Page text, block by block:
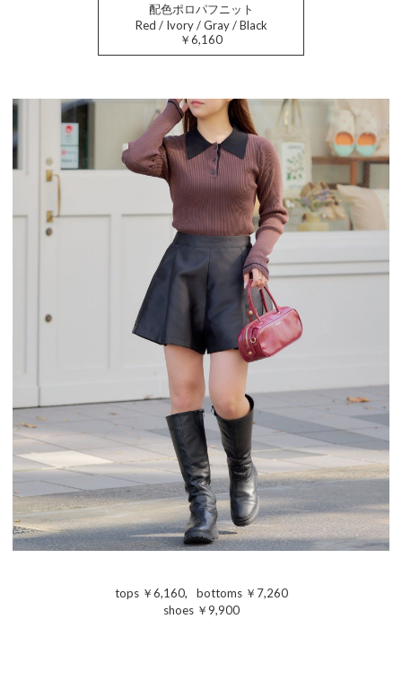
配色ポロパフニット
Red / Ivory / Gray / Black
￥6,160
tops ￥6,160, bottoms ￥7,260
shoes ￥9,900